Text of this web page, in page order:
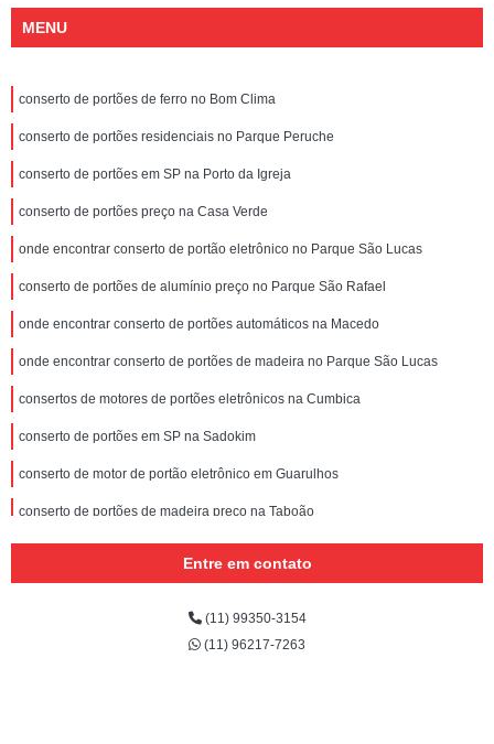
MENU
conserto de portões de ferro no Bom Clima
conserto de portões residenciais no Parque Peruche
conserto de portões em SP na Porto da Igreja
conserto de portões preço na Casa Verde
onde encontrar conserto de portão eletrônico no Parque São Lucas
conserto de portões de alumínio preço no Parque São Rafael
onde encontrar conserto de portões automáticos na Macedo
onde encontrar conserto de portões de madeira no Parque São Lucas
consertos de motores de portões eletrônicos na Cumbica
conserto de portões em SP na Sadokim
conserto de motor de portão eletrônico em Guarulhos
conserto de portões de madeira preço na Taboão
conserto de portões de alumínio no Jardim Presidente Dutra
conserto de portão eletrônico preço na Taboão
Entre em contato
(11) 99350-3154
(11) 96217-7263